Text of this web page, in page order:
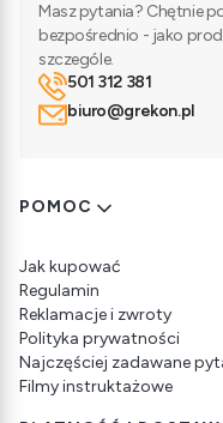
Masz pytania? Chętnie
bezpośrednio - jako
szczególe.
501 312 381
biuro@grekon.pl
Linki w stopce
POMOC
Jak kupować
Regulamin
Reklamacje i zwroty
Polityka prywatności
Najczęściej zadawane
Filmy instruktażowe